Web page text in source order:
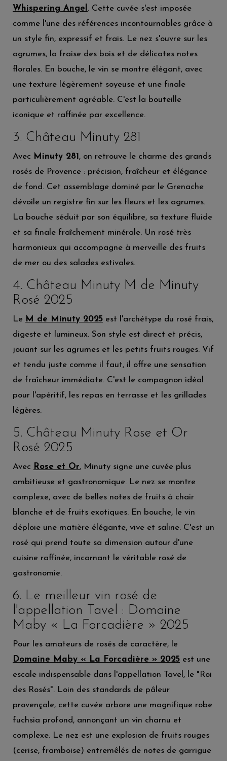
Whispering Angel. Cette cuvée s'est imposée
comme l'une des références incontournables grâce à
un style fin, expressif et frais. Le nez s'ouvre sur les
agrumes, la fraise des bois et de délicates notes
florales. En bouche, le vin se montre élégant, avec
une texture légèrement soyeuse et une finale
particulièrement agréable. C'est la bouteille
iconique et raffinée par excellence.
3. Château Minuty 281
Avec Minuty 281, on retrouve le charme des grands
rosés de Provence : précision, fraîcheur et élégance
de fond. Cet assemblage dominé par le Grenache
dévoile un registre fin sur les fleurs et les agrumes.
La bouche séduit par son équilibre, sa texture fluide
et sa finale fraîchement minérale. Un rosé très
harmonieux qui accompagne à merveille des fruits
de mer ou des salades estivales.
4. Château Minuty M de Minuty
Rosé 2025
Le M de Minuty 2025 est l'archétype du rosé frais,
digeste et lumineux. Son style est direct et précis,
jouant sur les agrumes et les petits fruits rouges. Vif
et tendu juste comme il faut, il offre une sensation
de fraîcheur immédiate. C'est le compagnon idéal
pour l'apéritif, les repas en terrasse et les grillades
légères.
5. Château Minuty Rose et Or
Rosé 2025
Avec Rose et Or, Minuty signe une cuvée plus
ambitieuse et gastronomique. Le nez se montre
complexe, avec de belles notes de fruits à chair
blanche et de fruits exotiques. En bouche, le vin
déploie une matière élégante, vive et saline. C'est un
rosé qui prend toute sa dimension autour d'une
cuisine raffinée, incarnant le véritable rosé de
gastronomie.
6. Le meilleur vin rosé de
l'appellation Tavel : Domaine
Maby « La Forcadière » 2025
Pour les amateurs de rosés de caractère, le
Domaine Maby « La Forcadière » 2025 est une
escale indispensable dans l'appellation Tavel, le "Roi
des Rosés". Loin des standards de pâleur
provençale, cette cuvée arbore une magnifique robe
fuchsia profond, annonçant un vin charnu et
complexe. Le nez est une explosion de fruits rouges
(cerise, framboise) entremêlés de notes de garrigue